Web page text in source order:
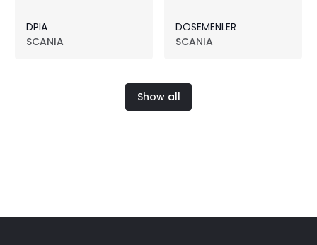
DPIA
SCANIA
DOSEMENLER
SCANIA
Show all